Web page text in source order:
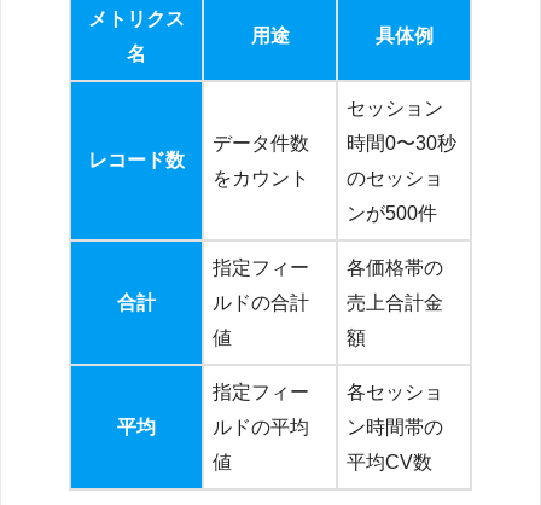
メトリクス
名
用途 具体例
レコード数
データ件数
をカウント
セッション
時間0〜30秒
のセッショ
ンが500件
合計
指定フィー
ルドの合計
値
各価格帯の
売上合計金
額
平均
指定フィー
ルドの平均
値
各セッショ
ン時間帯の
平均CV数